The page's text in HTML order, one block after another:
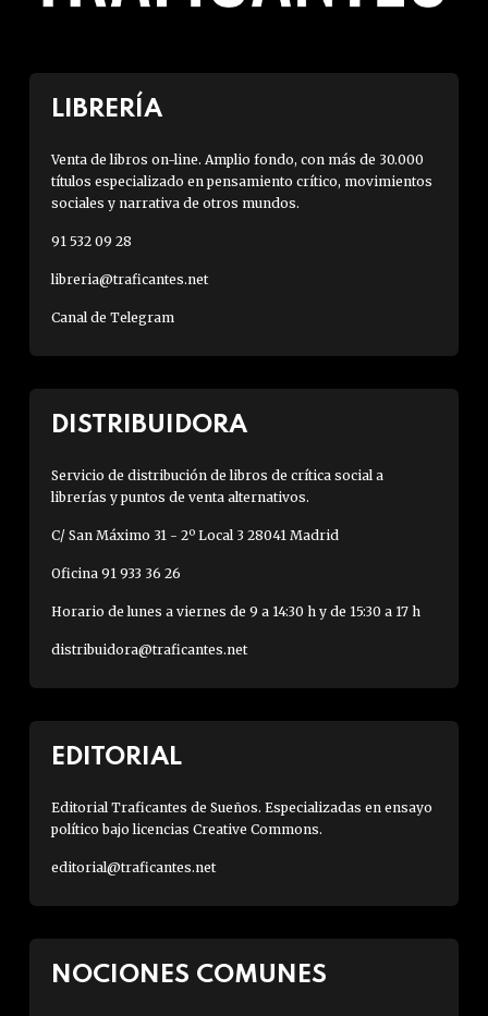
LIBRERÍA
Venta de libros on-line. Amplio fondo, con más de 30.000
títulos especializado en pensamiento crítico, movimientos
sociales y narrativa de otros mundos.
91 532 09 28
libreria@traficantes.net
Canal de Telegram
DISTRIBUIDORA
Servicio de distribución de libros de crítica social a
librerías y puntos de venta alternativos.
C/ San Máximo 31 - 2º Local 3 28041 Madrid
Oficina 91 933 36 26
Horario de lunes a viernes de 9 a 14:30 h y de 15:30 a 17 h
distribuidora@traficantes.net
EDITORIAL
Editorial Traficantes de Sueños. Especializadas en ensayo
político bajo licencias Creative Commons.
editorial@traficantes.net
NOCIONES COMUNES